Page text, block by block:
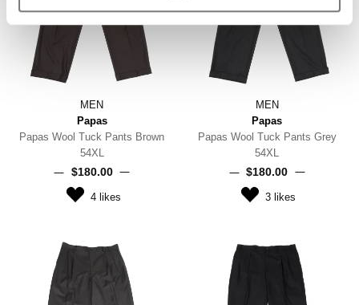
MEN
Papas
Papas Wool Tuck Pants Brown
54XL
$‌180.00
4likes
MEN
Papas
Papas Wool Tuck Pants Grey
54XL
$‌180.00
3 likes